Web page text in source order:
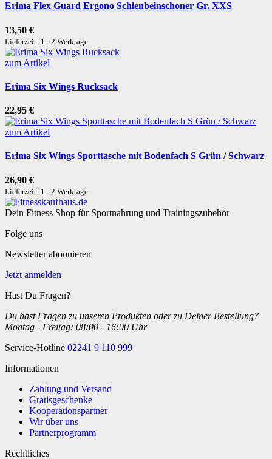
Erima Flex Guard Ergono Schienbeinschoner Gr. XXS
13,50 €
Lieferzeit: 1 - 2 Werktage
zum Artikel
Erima Six Wings Rucksack
22,95 €
zum Artikel
Erima Six Wings Sporttasche mit Bodenfach S Grün / Schwarz
26,90 €
Lieferzeit: 1 - 2 Werktage
Dein Fitness Shop für Sportnahrung und Trainingszubehör
Folge uns
Newsletter abonnieren
Jetzt anmelden
Hast Du Fragen?
Du hast Fragen zu unseren Produkten oder zu Deiner Bestellung?
Montag - Freitag: 08:00 - 16:00 Uhr
Service-Hotline 02241 9 110 999
Informationen
Zahlung und Versand
Gratisgeschenke
Kooperationspartner
Wir über uns
Partnerprogramm
Rechtliches